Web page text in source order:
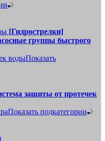
[Гидрострелки]
группы быстрого
водыПоказать
защиты от протечек
Показать подкатегории